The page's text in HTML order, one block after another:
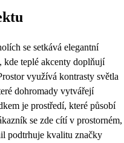
se setkává elegantní
kde teplé akcenty doplňují
využívá kontrasty světla
dohromady vytvářejí
je prostředí, které působí
se zde cítí v prostorném,
podtrhuje kvalitu značky